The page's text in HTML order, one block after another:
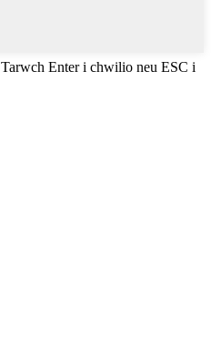
Tarwch Enter i chwilio neu ESC i